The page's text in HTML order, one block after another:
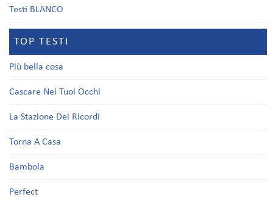
Testi BLANCO
TOP TESTI
Più bella cosa
Cascare Nei Tuoi Occhi
La Stazione Dei Ricordi
Torna A Casa
Bambola
Perfect